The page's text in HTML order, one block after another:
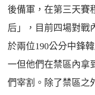
後備軍，在第三天賽
后」，目前四場對戰
於兩位190公分中鋒
一但他們在禁區內拿
們宰割。除了禁區之